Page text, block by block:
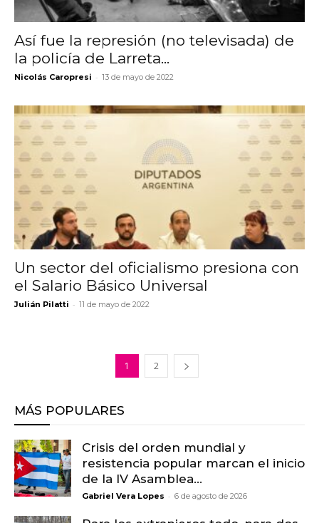
Así fue la represión (no televisada) de
la policía de Larreta...
Nicolás Caropresi - 13 de mayo de 2022
Un sector del oficialismo presiona con
el Salario Básico Universal
Julián Pilatti - 11 de mayo de 2022
1 2
MÁS POPULARES
Crisis del orden mundial y
resistencia popular marcan el inicio
de la IV Asamblea...
Gabriel Vera Lopes - 6 de agosto de 2026